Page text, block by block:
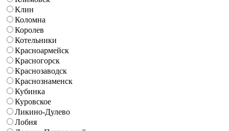
Клин
Коломна
Королев
Котельники
Красноармейск
Красногорск
Краснозаводск
Краснознаменск
Кубинка
Куровское
Ликино-Дулево
Лобня